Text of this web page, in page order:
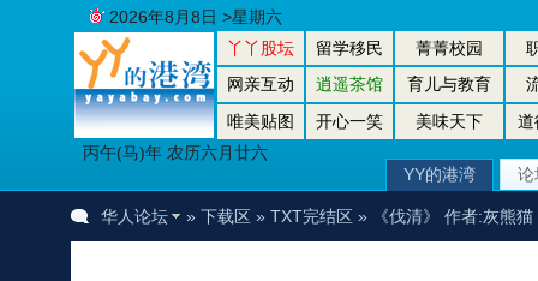
丫丫股坛 留学移民 菁菁校园
网亲互动
逍遥茶馆 育儿与教育
唯美贴图
开心一笑 美味天下
道
丙午(马)年 农历六月廿六
2026年8月8日 >星期六
YY的港湾 论
华人论坛 » 下载区» TXT完结区» 《伐清》 作者:灰熊猫